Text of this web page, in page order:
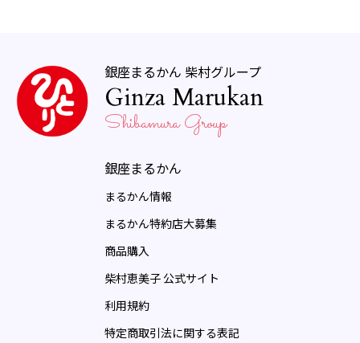
銀座まるかん 柴村グループ
Ginza Marukan
Shibamura Group
銀座まるかん
まるかん情報
まるかん特約店大募集
商品購入
柴村恵美子 公式サイト
利用規約
特定商取引法に関する表記